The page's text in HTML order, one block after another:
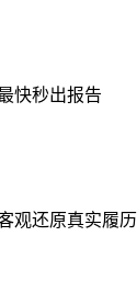
快秒出报告
观还原真实履历